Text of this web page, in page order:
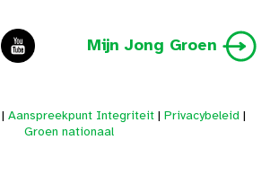
Mijn Jong Groen
| Aanspreekpunt Integriteit | Privacybeleid |
Groen nationaal